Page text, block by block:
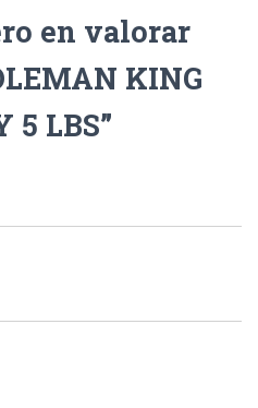
en valorar
KING
5 LBS”